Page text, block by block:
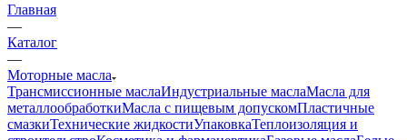
Главная
—
Каталог
—
Моторные масла
Трансмиссионные маслаИндустриальные маслаМасла для
металлообработкиМасла с пищевым допускомПластичные
смазкиТехнические жидкостиУпаковкаТеплоизоляция и